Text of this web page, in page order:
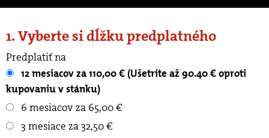
1. Vyberte si dĺžku predplatného
Predplatiť na
kupovaniu v stánku)
6 mesiacov za 65,00 €
3 mesiace za 32,50 €